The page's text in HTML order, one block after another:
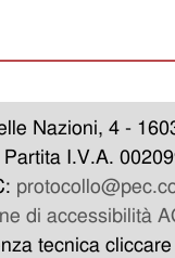
Nazioni, 4 -
I.V.A.
di accessibilità
tecnica